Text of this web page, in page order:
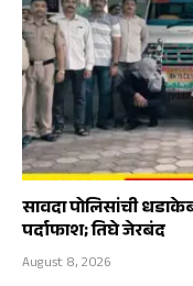
सावदा पोलिसांची
पर्दाफाश; तिघे जेरबंद
August 8, 2026